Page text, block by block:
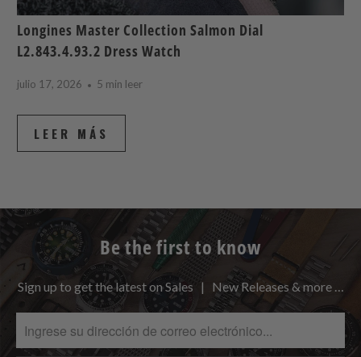
Longines Master Collection Salmon Dial
L2.843.4.93.2 Dress Watch
julio 17, 2026 5 min leer
LEER MÁS
Be the first to know
Sign up to get the latest on Sales | New Releases & more …